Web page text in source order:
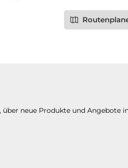
neue Produkte und Angebote